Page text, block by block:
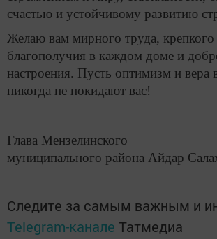
счастью и устойчивому развитию
Желаю вам мирного труда, крепкого
благополучия в каждом доме и
настроения. Пусть оптимизм и вера
никогда не покидают вас!
Глава Мензелинского
муниципального района Айдар
Следите за самым важным и
Telegram-канале Татмедиа